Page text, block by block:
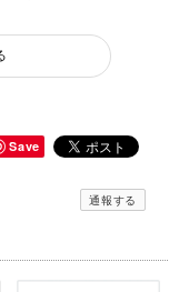
Save
通報する